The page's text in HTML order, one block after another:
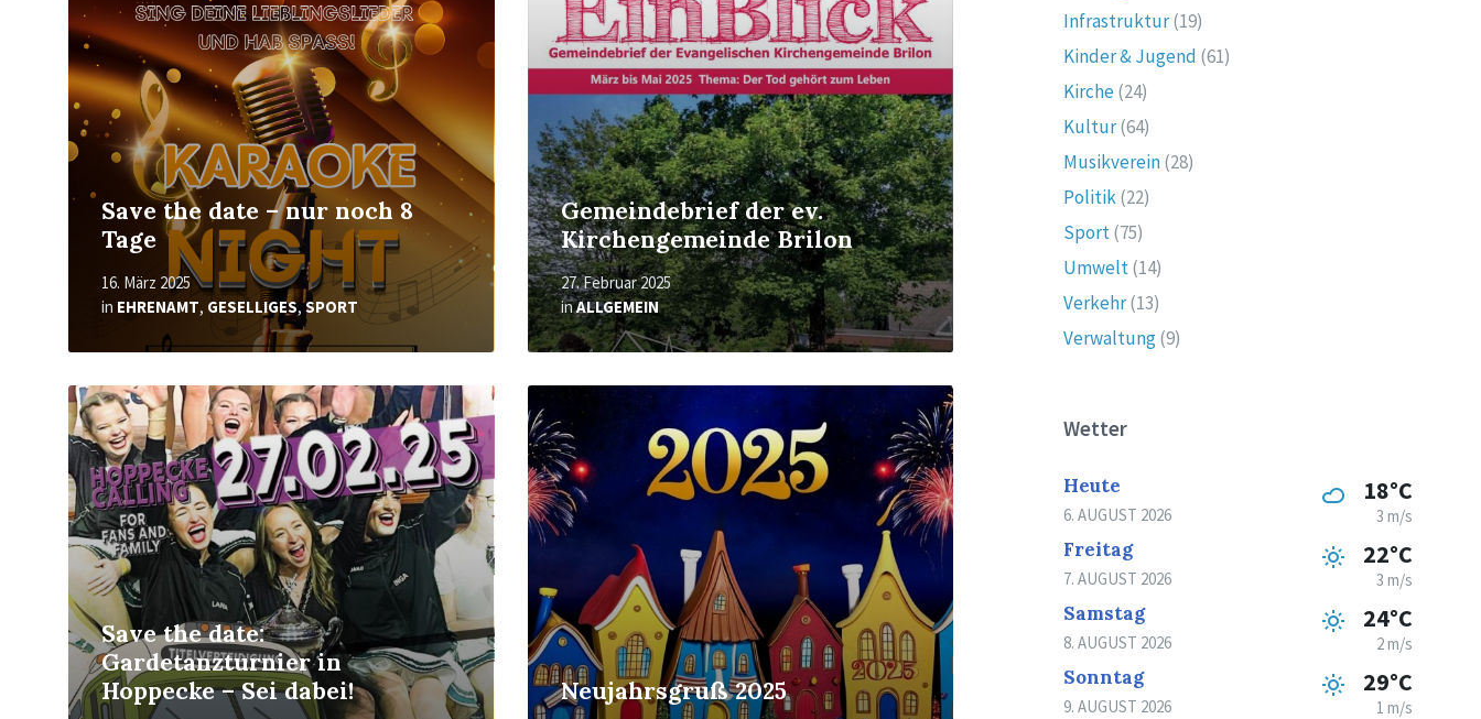
Save the date – nur noch 8
Tage
16. März 2025
in EHRENAMT, GESELLIGES,SPORT
Gemeindebrief der ev.
Kirchengemeinde Brilon
27. Februar 2025
inALLGEMEIN
Save the date:
Gardetanzturnier in
Hoppecke – Sei dabei!
Mehr
erfahren
Neujahrsgruß 2025
Mehr
erfahren
Infrastruktur(19)
Kinder & Jugend (61)
Kirche(24)
Kultur(64)
Musikverein(28)
Politik(22)
Sport(75)
Umwelt(14)
Verkehr(13)
Verwaltung(9)
Wetter
Heute
6. AUGUST 2026
18°C
3 m/s
Freitag
7. AUGUST 2026
22°C
3 m/s
Samstag
8. AUGUST 2026
24°C
2 m/s
Sonntag
9. AUGUST 2026
29°C
1 m/s